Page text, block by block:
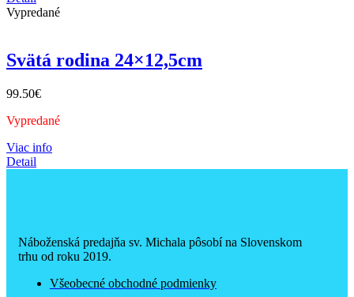
Vypredané
Svätá rodina 24×12,5cm
99.50€
Vypredané
Viac info
Detail
Náboženská predajňa sv. Michala pôsobí na Slovenskom
trhu od roku 2019.
Všeobecné obchodné podmienky